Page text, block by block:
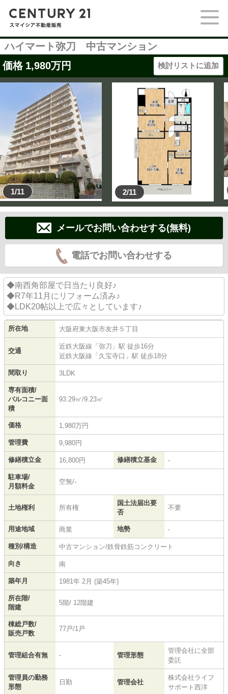
ハイマート弥刀 中古マンション
価格 1,980万円 検討リストに追加
1/11 2/11
メールでお問い合わせする(無料)
電話でお問い合わせする
◆南西角部屋で日当たり良好♪
◆R7年11月にリフォーム済み♪
◆LDK20帖以上で広々としています♪
所在地 大阪府東大阪市友井 ５丁目
交通
近鉄大阪線 「 弥刀 」駅 徒歩16分
近鉄大阪線 「 久宝寺口 」駅 徒歩18分
間取り 3LDK
専有面積/
バルコニー面
積
93.29㎡/9.23㎡
価格 1,980万円
管理費 9,980円
修繕積立金 16,800円 修繕積立基金 -
駐車場/
月額料金
空無/-
土地権利 所有権
国土法届出要
否
不要
用途地域 商業 地勢 -
種別/構造 中古マンション/鉄骨鉄筋コンクリート
向き 南
築年月 1981年 2月 (築45年)
所在階/
階建
5階/ 12階建
棟総戸数/
販売戸数
77戸/1戸
管理組合有無 - 管理形態
管理会社に全部
委託
管理員の勤務
形態
日勤 管理会社
株式会社ライフ
サポート西洋